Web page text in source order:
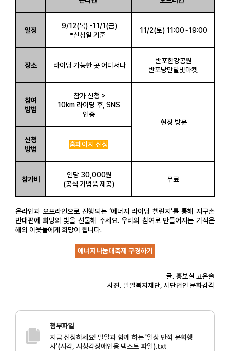
일정
9/12(목) -11/1(금)
*신청일 기준
11/2(토) 11:00~19:00
장소 라이딩 가능한 곳 어디서나
반포한강공원
반포낭만달빛마켓
참여
방법
참가 신청 >
10km 라이딩 후, SNS
인증
현장 방문
신청
방법
홈페이지 신청
참가비
인당 30,000원
(공식 기념품 제공)
무료
온라인과 오프라인으로 진행되는 ‘에너지 라이딩 챌린지’를 통해 지구촌
반대편에 희망의 빛을 선물해 주세요.우리의 참여로 만들어지는 기적은
해외 이웃들에게 희망이 됩니다.
에너지나눔대축제 구경하기
글. 홍보실 고은솔
사진. 밀알복지재단, 사단법인 문화감각
첨부파일
지금 신청하세요! 밀알과 함께 하는 '일상 만끽 문화행
사'(시각, 시청각장애인용 텍스트 파일).txt